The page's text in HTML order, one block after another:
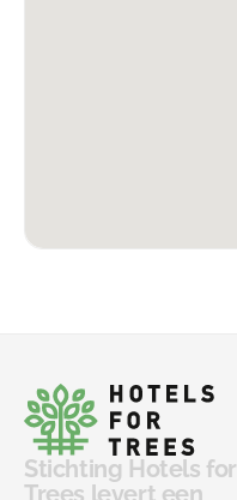
Stichting Hotels for